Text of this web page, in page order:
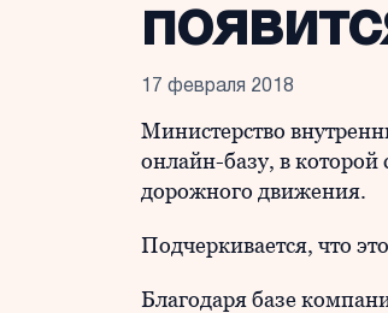
17 февраля 2018
Министерство
онлайн-базу, в
дорожного движения.
Подчеркивается, что
Благодаря базе